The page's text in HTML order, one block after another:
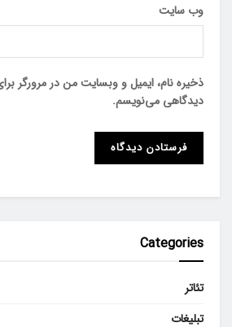
وب‌ سایت
ذخیره نام، ایمیل و وبسایت من در مرورگر
دیدگاهی می‌نویسم.
Categories
تئاتر
تبلیغات